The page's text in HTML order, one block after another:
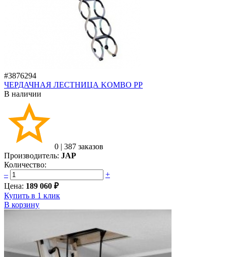
#3876294
ЧЕРДАЧНАЯ ЛЕСТНИЦА KOMBO PP
В наличии
0 | 387 заказов
Производитель: JAP
Количество:
–
+
Цена: 189 060 ₽
Купить в 1 клик
В корзину